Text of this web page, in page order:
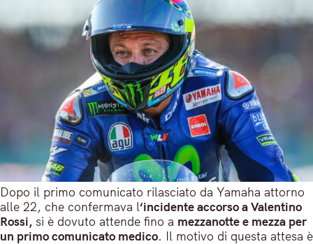
Dopo il primo comunicato rilasciato da Yamaha attorno
alle 22, che confermava l‘incidente accorso a Valentino
Rossi, si è dovuto attende fino a mezzanotte e mezza per
un primo comunicato medico. Il motivo di questa attesa è